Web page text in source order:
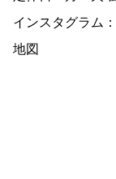
インスタグラム：
地図